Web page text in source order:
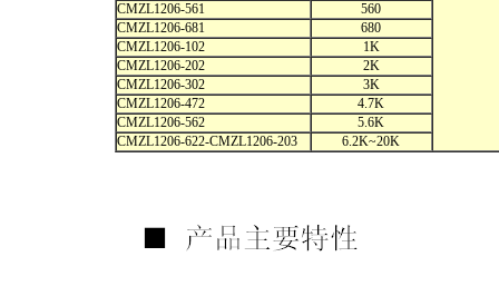
CMZL1206-561
560
CMZL1206-681
680
CMZL1206-102
1K
CMZL1206-202
2K
CMZL1206-302
3K
CMZL1206-472
4.7K
CMZL1206-562
5.6K
CMZL1206-622-CMZL1206-203
6.2K~20K